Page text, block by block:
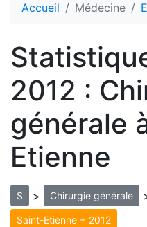
Accueil Médecine
2012 :
générale
Etienne
S > Chirurgie générale
Saint-Etienne + 2012